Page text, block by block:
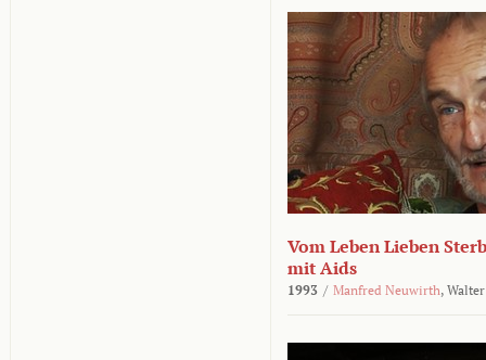
Vom Leben Lieben
mit Aids
1993 / Manfred Neuwirth,